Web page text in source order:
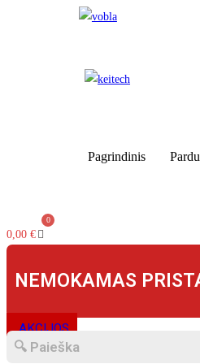
Pagrindinis
0,00 €
NEMOKAMAS
AKCIJOS